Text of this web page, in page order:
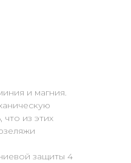
и магния.
из этих
защиты 4